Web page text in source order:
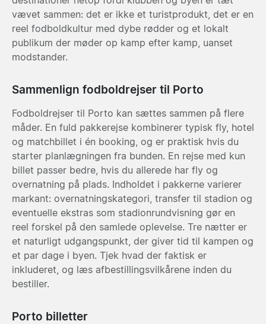
vævet sammen: det er ikke et turistprodukt, det er en
reel fodboldkultur med dybe rødder og et lokalt
publikum der møder op kamp efter kamp, uanset
modstander.
Sammenlign fodboldrejser til Porto
Fodboldrejser til Porto kan sættes sammen på flere
måder. En fuld pakkerejse kombinerer typisk fly, hotel
og matchbillet i én booking, og er praktisk hvis du
starter planlægningen fra bunden. En rejse med kun
billet passer bedre, hvis du allerede har fly og
overnatning på plads. Indholdet i pakkerne varierer
markant: overnatningskategori, transfer til stadion og
eventuelle ekstras som stadionrundvisning gør en
reel forskel på den samlede oplevelse. Tre nætter er
et naturligt udgangspunkt, der giver tid til kampen og
et par dage i byen. Tjek hvad der faktisk er
inkluderet, og læs afbestillingsvilkårene inden du
bestiller.
Porto billetter